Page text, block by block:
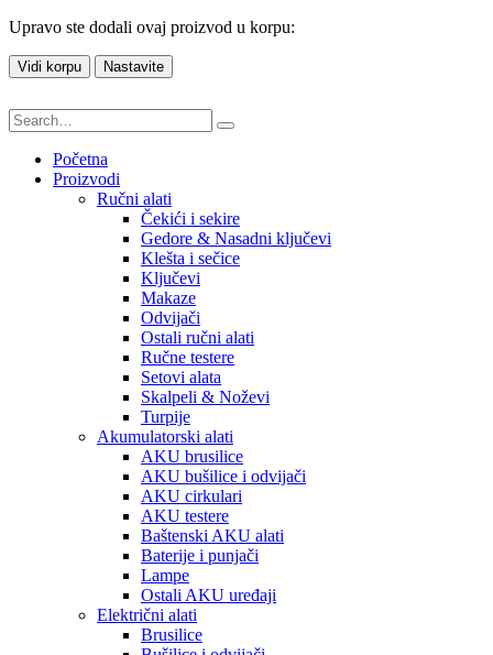
Upravo ste dodali ovaj proizvod u korpu:
Vidi korpu Nastavite
Početna
Proizvodi
Ručni alati
Čekići i sekire
Gedore & Nasadni ključevi
Klešta i sečice
Ključevi
Makaze
Odvijači
Ostali ručni alati
Ručne testere
Setovi alata
Skalpeli & Noževi
Turpije
Akumulatorski alati
AKU brusilice
AKU bušilice i odvijači
AKU cirkulari
AKU testere
Baštenski AKU alati
Baterije i punjači
Lampe
Ostali AKU uređaji
Električni alati
Brusilice